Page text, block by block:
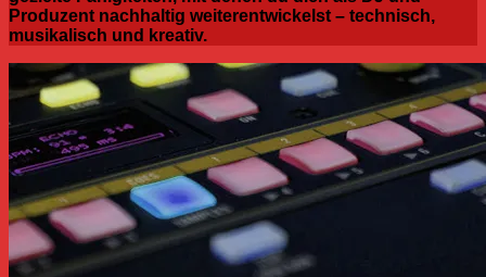
Produzent nachhaltig weiterentwickelst – technisch,
musikalisch und kreativ.